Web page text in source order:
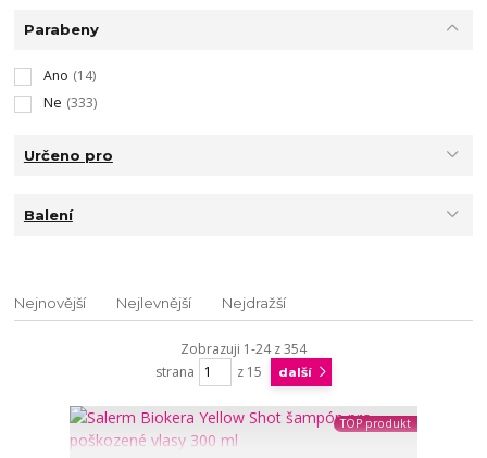
Parabeny
Ano (14)
Ne (333)
Určeno pro
Balení
Nejnovější Nejlevnější Nejdražší
Zobrazuji 1-24 z 354
strana
z 15 další
TOP produkt